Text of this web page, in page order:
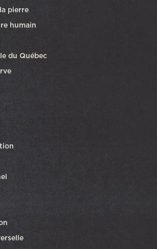
pierre
humain
du Québec